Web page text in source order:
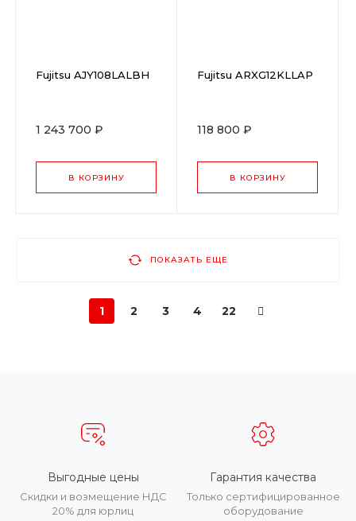
Fujitsu AJY108LALBH
1 243 700 ₽
В КОРЗИНУ
Fujitsu ARXG12KLLAP
118 800 ₽
В КОРЗИНУ
ПОКАЗАТЬ ЕЩЕ
1 2 3 4 22
Выгодные цены
Скидки и возмещение НДС
20% для юрлиц
Гарантия качества
Только сертифицированное
оборудование